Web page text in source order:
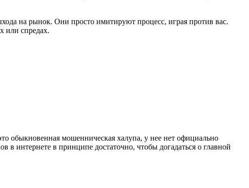
на рынок. Они просто имитируют процесс, играя против вас.
или спредах.
обыкновенная мошенническая халупа, у нее нет официально
интернете в принципе достаточно, чтобы догадаться о главной